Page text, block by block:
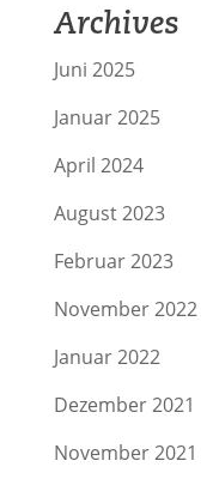
Archives
Juni 2025
Januar 2025
April 2024
August 2023
Februar 2023
November 2022
Januar 2022
Dezember 2021
November 2021